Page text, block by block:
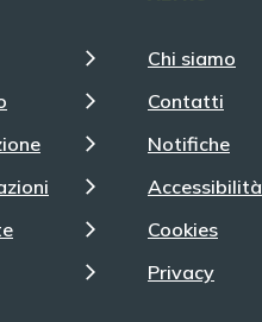
Chi siamo
Contatti
Notifiche
Accessibilità
Cookies
Privacy